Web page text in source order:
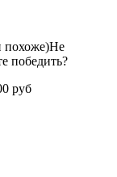
похоже)Не
победить?
руб